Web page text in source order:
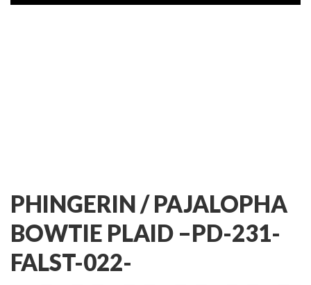
PHINGERIN / PAJALOPHA
BOWTIE PLAID –PD-231-
FALST-022-